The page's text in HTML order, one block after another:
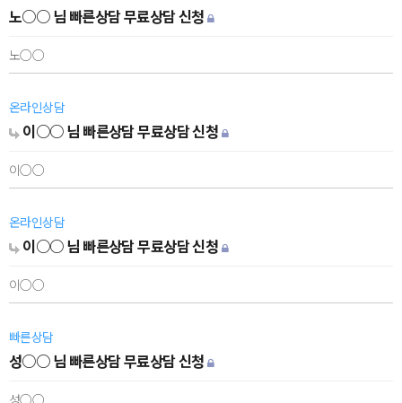
노○○ 님 빠른상담 무료상담 신청
노○○
온라인상담
이○○ 님 빠른상담 무료상담 신청
이○○
온라인상담
이○○ 님 빠른상담 무료상담 신청
이○○
빠른상담
성○○ 님 빠른상담 무료상담 신청